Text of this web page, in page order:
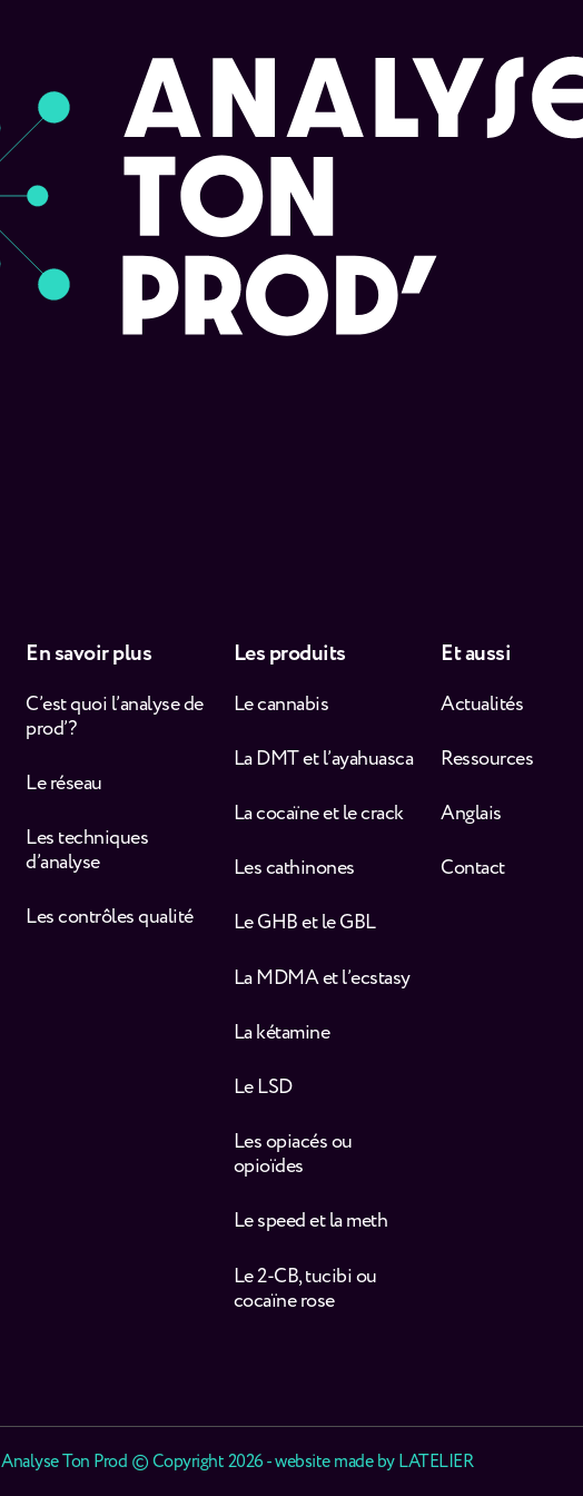
En savoir plus
C’est quoi l’analyse de
prod’ ?
Le réseau
Les techniques
d’analyse
Les contrôles qualité
Les produits
Le cannabis
La DMT et l’ayahuasca
La cocaïne et le crack
Les cathinones
Le GHB et le GBL
La MDMA et l’ecstasy
La kétamine
Le LSD
Les opiacés ou
opioïdes
Le speed et la meth
Le 2-CB, tucibi ou
cocaïne rose
Et aussi
Actualités
Ressources
Anglais
Contact
Analyse Ton Prod © Copyright 2026 - website made byLATELIER